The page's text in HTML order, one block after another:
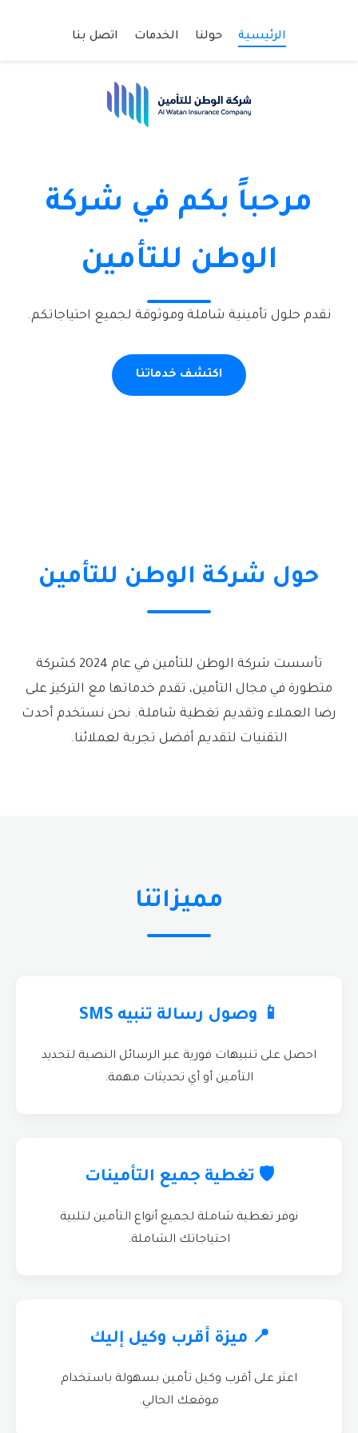
الرئيسية حولنا الخدمات اتصل بنا
مرحباً بكم في شركة
الوطن للتأمين
نقدم حلول تأمينية شاملة وموثوقة لجميع احتياجاتكم.
اكتشف خدماتنا
حول شركة الوطن للتأمين
تأسست شركة الوطن للتأمين في عام 2024 كشركة
متطورة في مجال التأمين، تقدم خدماتها مع التركيز على
رضا العملاء وتقديم تغطية شاملة. نحن نستخدم أحدث
التقنيات لتقديم أفضل تجربة لعملائنا.
مميزاتنا
📱 وصول رسالة تنبيه SMS
احصل على تنبيهات فورية عبر الرسائل النصية لتجديد
التأمين أو أي تحديثات مهمة.
🛡️ تغطية جميع التأمينات
نوفر تغطية شاملة لجميع أنواع التأمين لتلبية
احتياجاتك الشاملة.
📍 ميزة أقرب وكيل إليك
اعثر على أقرب وكيل تأمين بسهولة باستخدام
موقعك الحالي.